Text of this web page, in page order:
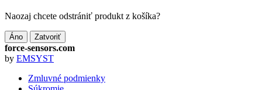
Naozaj chcete odstrániť produkt z košíka?
Áno Zatvoriť
force-sensors.com
by EMSYST
Zmluvné podmienky